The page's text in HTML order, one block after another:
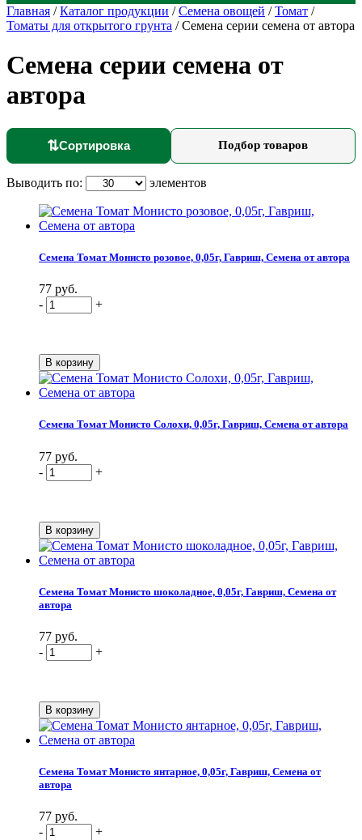
Главная /Каталог продукции /Семена овощей /Томат /
Томаты для открытого грунта /Семена серии семена от автора
Семена серии семена от
автора
⇅Сортировка Подбор товаров
Выводить по: элементов
Семена Томат Монисто розовое, 0,05г, Гавриш, Семена от автора
77 руб.
-
+
Семена Томат Монисто Солохи, 0,05г, Гавриш, Семена от автора
77 руб.
-
+
Семена Томат Монисто шоколадное, 0,05г, Гавриш, Семена от
автора
77 руб.
-
+
Семена Томат Монисто янтарное, 0,05г, Гавриш, Семена от
автора
77 руб.
-
+